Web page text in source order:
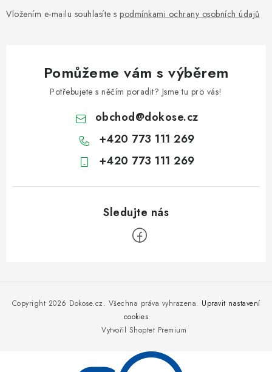
Vložením e-mailu souhlasíte s podmínkami ochrany osobních údajů
Pomůžeme vám s výběrem
Potřebujete s něčím poradit? Jsme tu pro vás!
obchod@dokose.cz
+420 773 111 269
+420 773 111 269
Vytvořil Shoptet Premium
Copyright 2026 Dokose.cz. Všechna práva vyhrazena. Upravit nastavení
cookies